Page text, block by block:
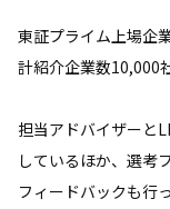
東証プライム上場企
計紹介企業数10,000
担当アドバイザーと
しているほか、選考
フィードバックも行